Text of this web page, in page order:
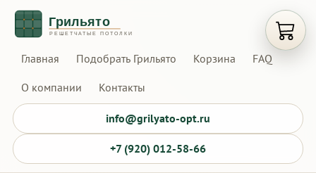
Главная Подобрать Грильято Корзина FAQ
О компании Контакты
info@grilyato-opt.ru
+7 (920) 012-58-66